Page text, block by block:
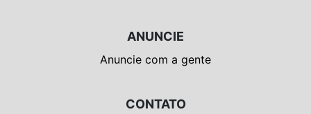
ANUNCIE
Anuncie com a gente
CONTATO